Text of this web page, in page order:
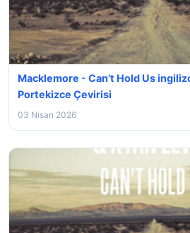
Macklemore - Can’t Hold Us
Portekizce Çevirisi
03 Nisan 2026